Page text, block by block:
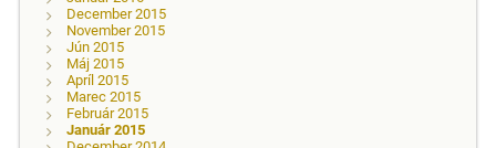
December 2015
November 2015
Jún 2015
Máj 2015
Apríl 2015
Marec 2015
Február 2015
Január 2015